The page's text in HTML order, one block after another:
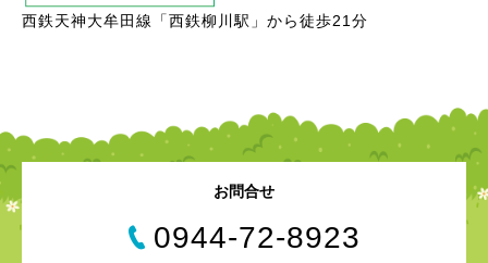
西鉄天神大牟田線「西鉄柳川駅」から徒歩21分
お問合せ
0944-72-8923